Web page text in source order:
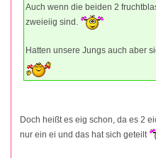
Auch wenn die beiden 2
zweieiig sind.
Hatten unsere Jungs auch aber
Doch heißt es eig schon, da es 2
nur ein ei und das hat sich geteilt